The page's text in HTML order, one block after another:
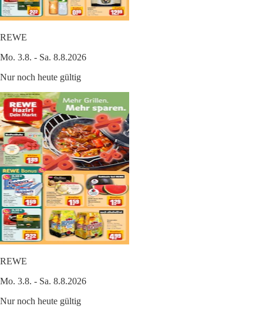
REWE
Mo. 3.8. - Sa. 8.8.2026
Nur noch heute gültig
REWE
Mo. 3.8. - Sa. 8.8.2026
Nur noch heute gültig